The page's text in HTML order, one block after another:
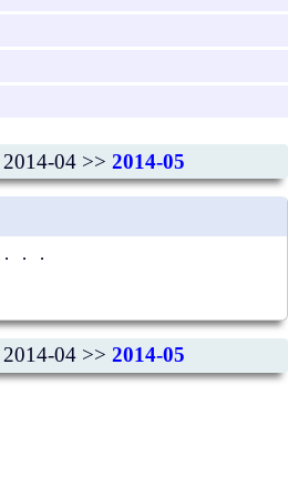
04 >> 2014-05
．．
04 >> 2014-05